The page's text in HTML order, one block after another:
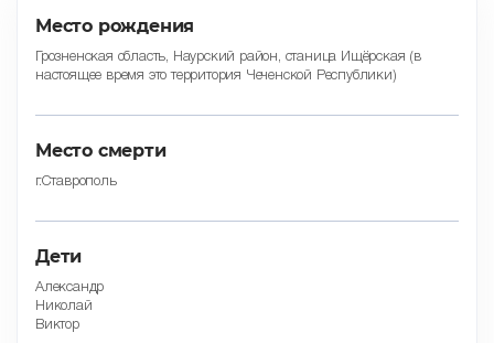
Место рождения
Грозненская область, Наурский район, станица Ищёрская (в
настоящее время это территория Чеченской Республики)
Место смерти
г.Ставрополь
Дети
Александр
Николай
Виктор